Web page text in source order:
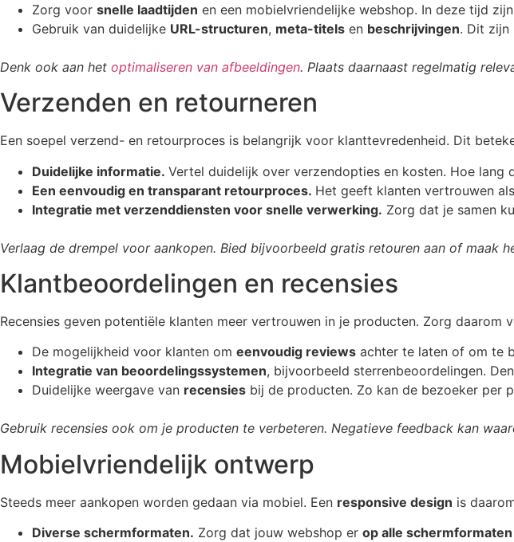
Zorg voor snelle laadtijden en een mobielvriendelijke webshop. In deze tijd
Gebruik van duidelijke URL-structuren, meta-titels en beschrijvingen. Dit zijn
Denk ook aan het optimaliseren van afbeeldingen. Plaats daarnaast regelmatig
Verzenden en retourneren
Een soepel verzend- en retourproces is belangrijk voor klanttevredenheid. Dit
Duidelijke informatie. Vertel duidelijk over verzendopties en kosten. Hoe
Een eenvoudig en transparant retourproces. Het geeft klanten vertrouwen
Integratie met verzenddiensten voor snelle verwerking. Zorg dat je samen
Verlaag de drempel voor aankopen. Bied bijvoorbeeld gratis retouren aan of maak
Klantbeoordelingen en recensies
Recensies geven potentiële klanten meer vertrouwen in je producten. Zorg daarom
De mogelijkheid voor klanten om eenvoudig reviews achter te laten of om te
Integratie van beoordelingssystemen, bijvoorbeeld sterrenbeoordelingen.
Duidelijke weergave van recensies bij de producten. Zo kan de bezoeker per
Gebruik recensies ook om je producten te verbeteren. Negatieve feedback kan
Mobielvriendelijk ontwerp
Steeds meer aankopen worden gedaan via mobiel. Een responsive design is
Diverse schermformaten. Zorg dat jouw webshop er op alle schermformaten